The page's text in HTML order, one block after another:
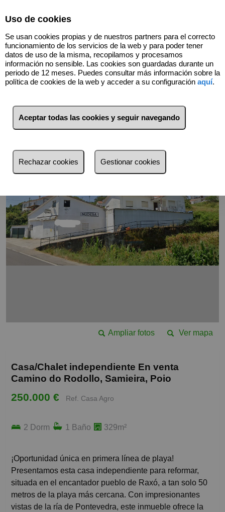
Volver
Ver mapa
Ampliar fotos
Casa/Chalet independiente En venta
Camino do Rodollo, Samieira, Poio
250.000 € Ref. Casa Agro
2 Dorm 1 Baño 329m²
¡Oportunidad única en primera línea de playa!
Presentamos esta casa independiente para reformar,
situada en el encantador pueblo de Raxó, a tan solo 50
metros de la playa más cercana. Con impresionantes
vistas de la ría de Pontevedra, este inmueble ofrece la
Uso de cookies
Se usan cookies propias y de nuestros partners para el correcto
funcionamiento de los servicios de la web y para poder tener
datos de uso de la misma, recopilamos y procesamos
información no sensible. Las cookies son guardadas durante un
periodo de 12 meses. Puedes consultar más información sobre la
política de cookies de la web y acceder a su configuración aquí.
Aceptar todas las cookies y seguir navegando
Rechazar cookies Gestionar cookies